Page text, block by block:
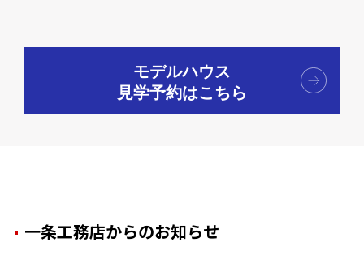
モデルハウス
見学予約はこちら
一条工務店からのお知らせ